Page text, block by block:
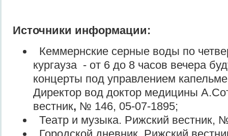
Источники информации:
Кеммернские серные воды по
кургауза - от 6 до 8 часов вечера
концерты под управлением
Директор вод доктор медицины
вестник, № 146, 05-07-1895;
Театр и музыка. Рижский вестник,